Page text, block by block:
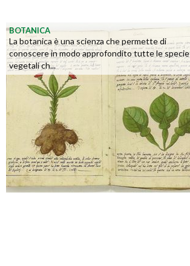
BOTANICA
La botanica è una scienza che permette di
conoscere in modo approfondito tutte le specie
vegetali ch...